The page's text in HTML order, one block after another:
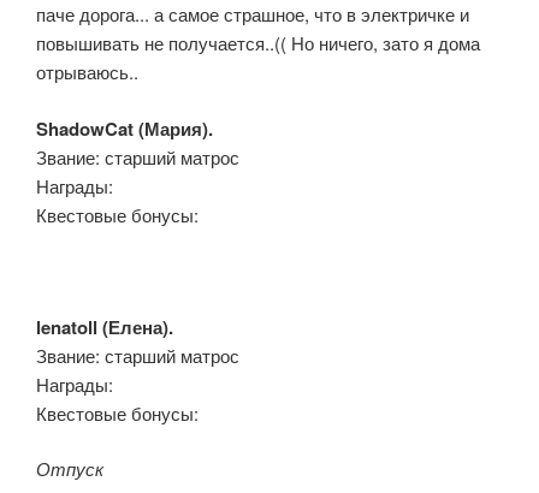
паче дорога... а самое страшное, что в электричке и
повышивать не получается..(( Но ничего, зато я дома
отрываюсь..
ShadowCat (Мария).
Звание: старший матрос
Награды:
Квестовые бонусы:
lenatoll (Елена).
Звание: старший матрос
Награды:
Квестовые бонусы:
Отпуск